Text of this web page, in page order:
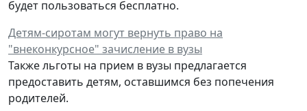
будет пользоваться бесплатно.
Детям-сиротам могут вернуть право на
"внеконкурсное" зачисление в вузы
Также льготы на прием в вузы предлагается
предоставить детям, оставшимся без попечения
родителей.